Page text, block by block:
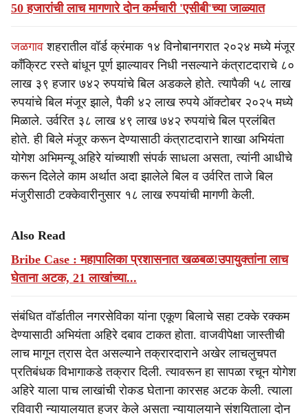
50 हजारांची लाच मागणारे दोन कर्मचारी 'एसीबी'च्या जाळ्यात
जळगाव शहरातील वॉर्ड क्रंमाक १४ विनोबानगरात २०२४ मध्ये मंजूर
कॉंक्रिट रस्ते बांधून पूर्ण झाल्यावर निधी नसल्याने कंत्राटदाराचे ८०
लाख ३९ हजार ७४२ रुपयांचे बिल अडकले होते. त्यापैकी ५८ लाख
रुपयांचे बिल मंजूर झाले, पैकी ४२ लाख रुपये ऑक्टोबर २०२५ मध्ये
मिळाले. उर्वरित ३८ लाख ४९ लाख ७४२ रुपयांचे बिल प्रलंबित
होते. ही बिले मंजूर करून देण्यासाठी कंत्राटदाराने शाखा अभियंता
योगेश अभिमन्यू अहिरे यांच्याशी संपर्क साधला असता, त्यांनी आधीचे
करून दिलेले काम अर्थात अदा झालेले बिल व उर्वरित ताजे बिल
मंजुरीसाठी टक्केवारीनुसार १८ लाख रुपयांची मागणी केली.
Also Read
Bribe Case : महापालिका प्रशासनात खळबळ!उपायुक्तांना लाच
घेताना अटक, 21 लाखांच्या...
संबंधित वॉर्डातील नगरसेविका यांना एकूण बिलाचे सहा टक्के रक्कम
देण्यासाठी अभियंता अहिरे दबाव टाकत होता. वाजवीपेक्षा जास्तीची
लाच मागून त्रास देत असल्याने तक्रारदाराने अखेर लाचलुचपत
प्रतिबंधक विभागाकडे तक्रार दिली. त्यावरून हा सापळा रचून योगेश
अहिरे याला पाच लाखांची रोकड घेताना कारसह अटक केली. त्याला
रविवारी न्यायालयात हजर केले असता न्यायालयाने संशयिताला दोन